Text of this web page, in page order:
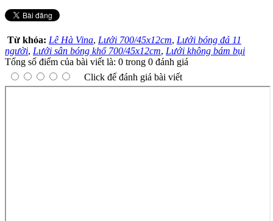
Từ khóa: Lê Hà Vina, Lưới 700/45x12cm, Lưới bóng đá 11
người, Lưới sân bóng khổ 700/45x12cm, Lưới không bám bụi
Tổng số điểm của bài viết là: 0 trong 0 đánh giá
Click để đánh giá bài viết